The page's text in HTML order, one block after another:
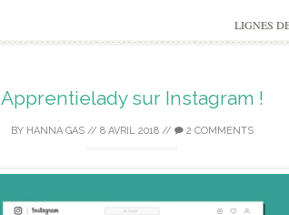
LIGNES
Apprentielady sur Instagram !
BY HANNA GAS// 8 AVRIL 2018// 2 COMMENTS